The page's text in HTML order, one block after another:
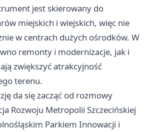
jest skierowany do
miejskich i wiejskich, więc nie
w centrach dużych ośrodków. W
remonty i modernizacje, jak i
zwiększyć atrakcyjność
terenu.
da się zacząć od rozmowy
Rozwoju Metropolii Szczecińskiej
Parkiem Innowacji i